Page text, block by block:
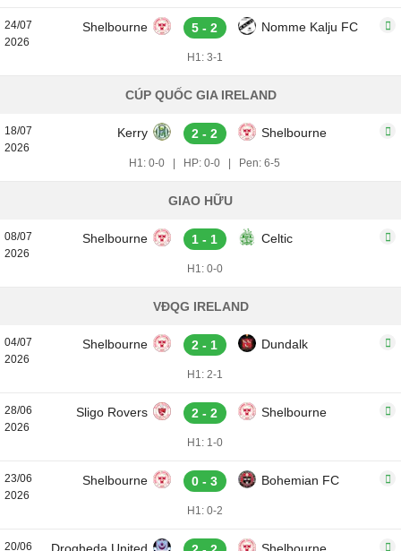
24/07
2026
Shelbourne 5 - 2 Nomme Kalju FC
H1: 3-1
CÚP QUỐC GIA IRELAND
18/07
2026
Kerry 2 - 2 Shelbourne
H1: 0-0 HP: 0-0 Pen: 6-5
GIAO HỮU
08/07
2026
Shelbourne 1 - 1 Celtic
H1: 0-0
VĐQG IRELAND
04/07
2026
Shelbourne 2 - 1 Dundalk
H1: 2-1
28/06
2026
Sligo Rovers 2 - 2 Shelbourne
H1: 1-0
23/06
2026
Shelbourne 0 - 3 Bohemian FC
H1: 0-2
20/06